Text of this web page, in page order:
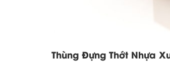
Thùng Đựng Thớt Nhựa